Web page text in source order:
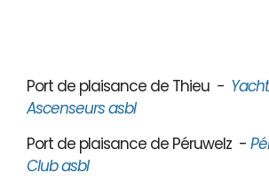
Port de plaisance de Thieu -
Ascenseurs asbl
Port de plaisance de Péruwelz -
Club asbl